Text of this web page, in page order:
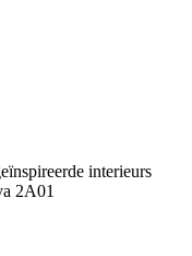
interieurs
2A01